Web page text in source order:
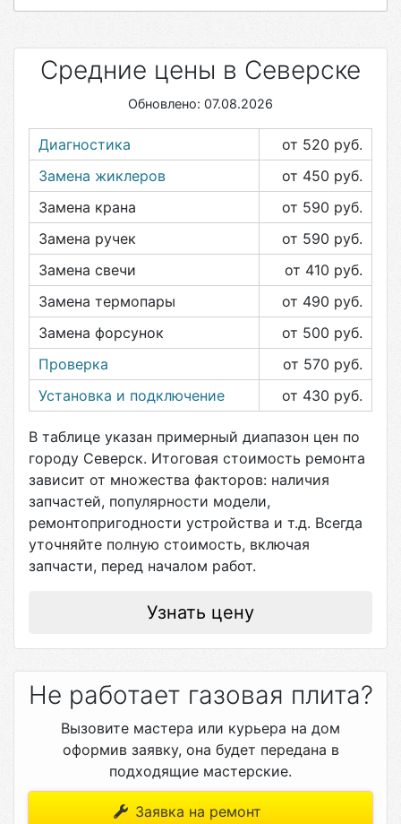
Средние цены в Северске
Обновлено: 07.08.2026
Диагностика от 520 руб.
Замена жиклеров
от 450 руб.
Замена крана
от 590 руб.
Замена ручек
от 590 руб.
Замена свечи
от 410 руб.
Замена термопары
от 490 руб.
Замена форсунок
от 500 руб.
Проверка
от 570 руб.
Установка и подключение
от 430 руб.
В таблице указан примерный диапазон цен по
городу Северск. Итоговая стоимость ремонта
зависит от множества факторов: наличия
запчастей, популярности модели,
ремонтопригодности устройства и т.д. Всегда
уточняйте полную стоимость, включая
запчасти, перед началом работ.
Узнать цену
Не работает газовая плита?
Вызовите мастера или курьера на дом
оформив заявку, она будет передана в
подходящие мастерские.
Заявка на ремонт